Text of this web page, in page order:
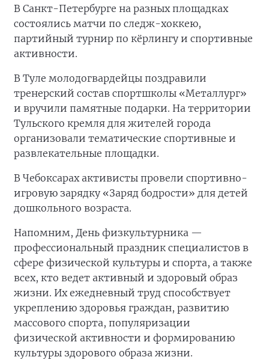
В Санкт-Петербурге на разных площадках
состоялись матчи по следж-хоккею,
партийный турнир по кёрлингу и спортивные
активности.
В Туле молодогвардейцы поздравили
тренерский состав спортшколы «Металлург»
и вручили памятные подарки. На территории
Тульского кремля для жителей города
организовали тематические спортивные и
развлекательные площадки.
В Чебоксарах активисты провели спортивно-
игровую зарядку «Заряд бодрости» для детей
дошкольного возраста.
Напомним, День физкультурника —
профессиональный праздник специалистов в
сфере физической культуры и спорта, а также
всех, кто ведет активный и здоровый образ
жизни. Их ежедневный труд способствует
укреплению здоровья граждан, развитию
массового спорта, популяризации
физической активности и формированию
культуры здорового образа жизни.